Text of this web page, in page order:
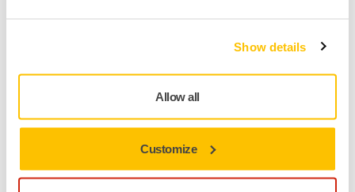
Show details
Allow all
Customize
eine breite Palette von Unternehmen und Institutionen
der Schwerpunkt auf der Verringerung des CO2-
Fußabdrucks der Fertigungsindustrie liegt.
Mehr Informationen zu SHAPE